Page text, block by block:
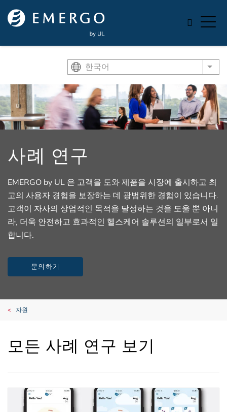
Skip to main content
한국어 List
사례 연구
EMERGO by UL 은 고객을 도와 제품을 시장에 출시하고 최
고의 사용자 경험을 보장하는 데 광범위한 경험이 있습니다.
고객이 자사의 상업적인 목적을 달성하는 것을 도울 뿐 아니
라, 더욱 안전하고 효과적인 헬스케어 솔루션의 일부로서 일
합니다.
문의하기
자원
모든 사례 연구 보기